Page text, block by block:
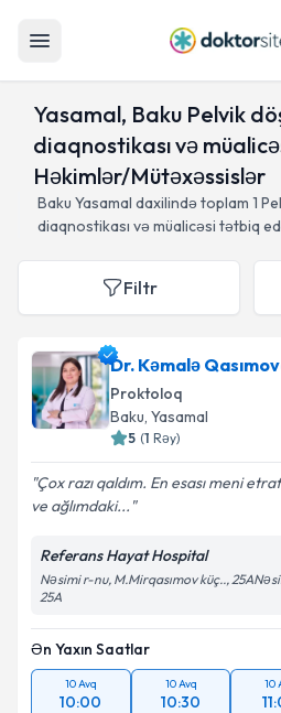
Yasamal, Baku Pelvik
diaqnostikası və
Həkimlər/Mütəxəssislər
Baku Yasamal daxilində toplam 1
diaqnostikası və müalicəsi tətbiq
Filtr
Dr. Kəmalə
Proktoloq
Baku, Yasamal
5 (1 Rəy)
Çox razı qaldım. En esası meni
ve ağlımdaki...
Referans Hayat Hospital
Nəsimi r-nu, M.Mirqasımov küç..,
25A
Ən Yaxın Saatlar
10 Avq
10:00
10 Avq
10:30
10